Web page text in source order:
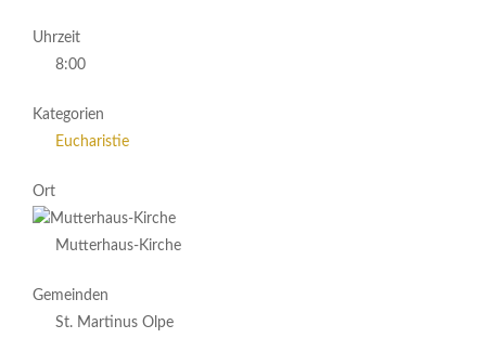
Uhrzeit
8:00
Kategorien
Eucharistie
Ort
Mutterhaus-Kirche
Gemeinden
St. Martinus Olpe